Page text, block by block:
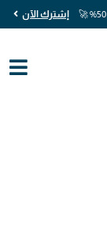
إشترك الآن